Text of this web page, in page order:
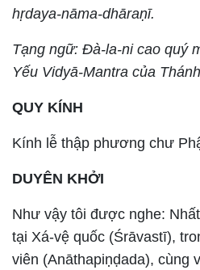
hṛdaya-nāma-dhāraṇī.
Tạng ngữ: Đà-la-ni cao quý
Yếu Vidyā-Mantra của
QUY KÍNH
Kính lễ thập phương chư
DUYÊN KHỞI
Như vậy tôi được nghe:
tại Xá-vệ quốc (Śrāvastī),
viên (Anāthapiṇḍada), cùng